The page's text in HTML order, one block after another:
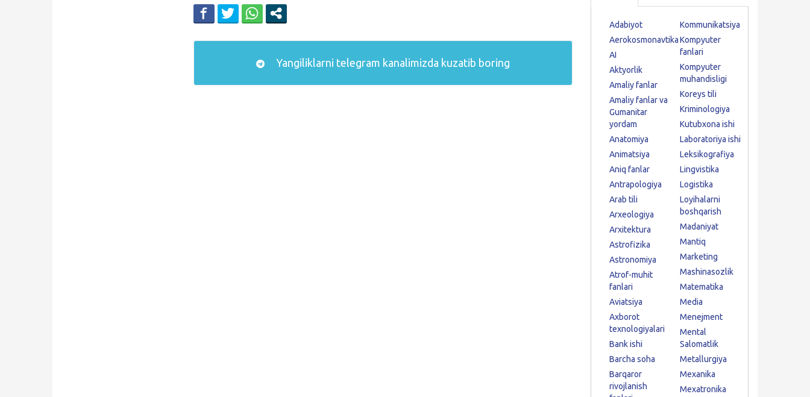
Yangiliklarni telegram kanalimizda kuzatib boring
Adabiyot
Aerokosmonavtika
AI
Aktyorlik
Amaliy fanlar
Amaliy fanlar va
Gumanitar
yordam
Anatomiya
Animatsiya
Aniq fanlar
Antrapologiya
Arab tili
Arxeologiya
Arxitektura
Astrofizika
Astronomiya
Atrof-muhit
fanlari
Aviatsiya
Axborot
texnologiyalari
Bank ishi
Barcha soha
Barqaror
rivojlanish
Kommunikatsiya
Kompyuter
fanlari
Kompyuter
muhandisligi
Koreys tili
Kriminologiya
Kutubxona ishi
Laboratoriya ishi
Leksikografiya
Lingvistika
Logistika
Loyihalarni
boshqarish
Madaniyat
Mantiq
Marketing
Mashinasozlik
Matematika
Media
Menejment
Mental
Salomatlik
Metallurgiya
Mexanika
Mexatronika